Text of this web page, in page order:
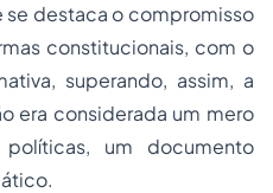
se destaca o compromisso
constitucionais, com o
superando, assim, a
era considerada um mero
um documento